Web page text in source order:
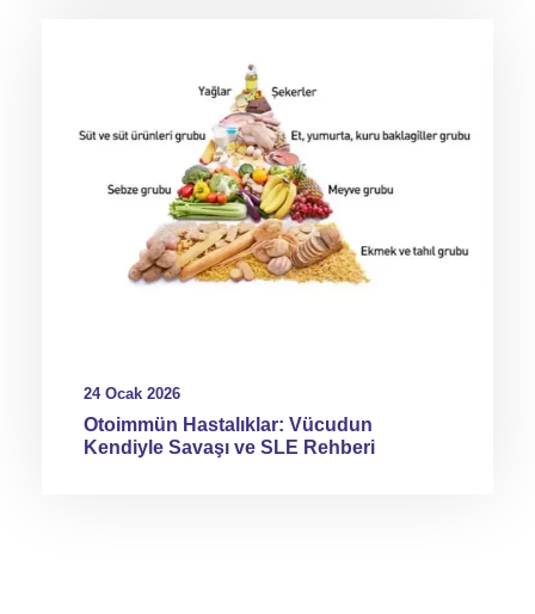
24 Ocak 2026
Otoimmün Hastalıklar: Vücudun
Kendiyle Savaşı ve SLE Rehberi